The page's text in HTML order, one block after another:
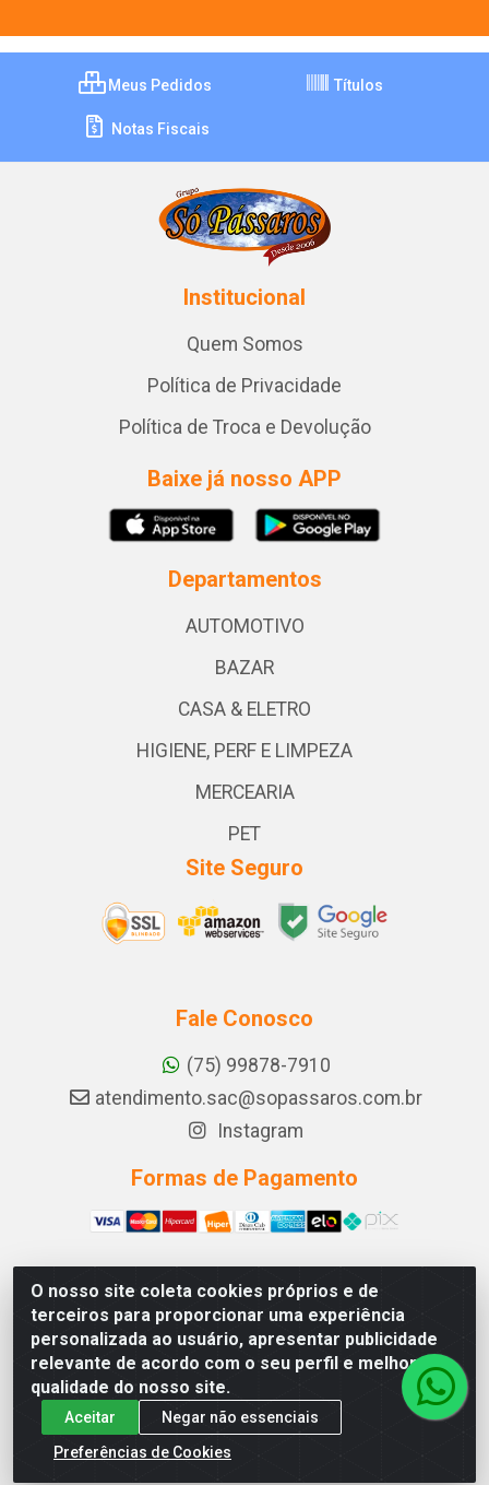
O nosso site coleta cookies próprios e de
terceiros para proporcionar uma experiência
personalizada ao usuário, apresentar publicidade
relevante de acordo com o seu perfil e melhorar a
qualidade do nosso site.
Aceitar
Negar não essenciais
Preferências de Cookies
Meus Pedidos Títulos
Notas Fiscais
Institucional
Quem Somos
Política de Privacidade
Política de Troca e Devolução
Baixe já nosso APP
Departamentos
AUTOMOTIVO
BAZAR
CASA & ELETRO
HIGIENE, PERF E LIMPEZA
MERCEARIA
PET
Site Seguro
Fale Conosco
(75) 99878-7910
atendimento.sac@sopassaros.com.br
Instagram
Formas de Pagamento
A PINA DOS SANTOS DELEZZOTTE LTDA - RODOVIA BA
233, 27 - ZONA RURAL, ITABERABA/BA - CEP 46.880-
000 - CNPJ 30.578.948/0001-90